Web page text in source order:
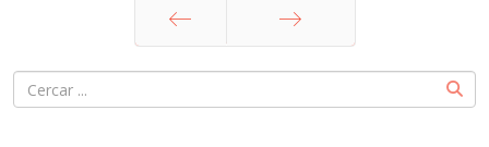
Ant Següent